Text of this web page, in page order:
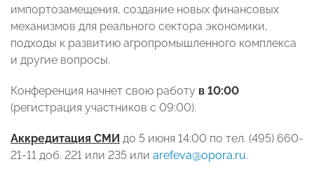
импортозамещения, создание новых финансовых
механизмов для реального сектора экономики,
подходы к развитию агропромышленного комплекса
и другие вопросы.
Конференция начнет свою работу в 10:00
(регистрация участников с 09:00).
Аккредитация СМИ до 5 июня 14:00 по тел. (495) 660-
21-11 доб. 221 или 235 или arefeva@opora.ru.